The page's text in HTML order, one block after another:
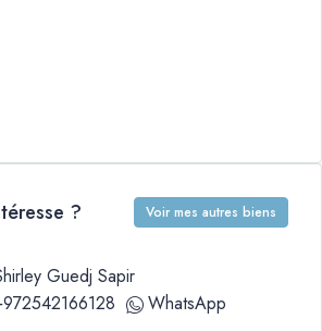
? Voir mes autres biens
Guedj Sapir
WhatsApp